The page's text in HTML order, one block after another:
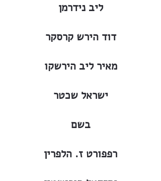
ליב נידרמן
דוד הירש קרסקר
מאיר ליב הירשקו
ישראל שכטר
בשם
רפפורט ז. הלפרין